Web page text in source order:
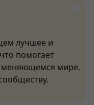
лучшее и
помогает
меняющемся мире.